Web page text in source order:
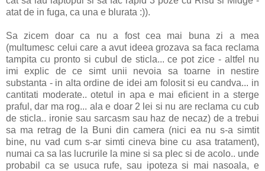
atat de in fuga, ca una e blurata :)).
Sa zicem doar ca nu a fost cea mai buna zi a mea
(multumesc celui care a avut ideea grozava sa faca reclama
tampita cu pronto si cubul de sticla... ce pot zice - altfel nu
imi explic de ce simt unii nevoia sa toarne in nestire
substanta - in alta ordine de idei am folosit si eu candva... in
cantitati moderate.. otetul in apa e mai eficient in a sterge
praful, dar ma rog... ala e doar 2 lei si nu are reclama cu cub
de sticla.. ironie sau sarcasm sau haz de necaz) de a trebui
sa ma retrag de la Buni din camera (nici ea nu s-a simtit
bine, nu vad cum s-ar simti cineva bine cu asa tratament),
numai ca sa las lucrurile la mine si sa plec si de acolo.. unde
probabil ca se usuca rufe, sau ipoteza si mai nasoala, e